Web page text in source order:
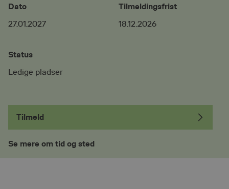
Dato
27.01.2027
Tilmeldingsfrist
18.12.2026
Status
Ledige pladser
Tilmeld
Se mere om tid og sted